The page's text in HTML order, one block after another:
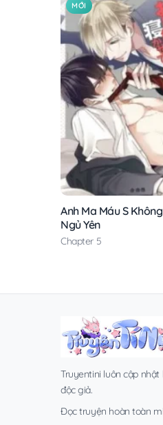
MỚI
Anh Ma Máu S
Ngủ Yên
Chapter 5
Truyentini luôn cập
độc giả.
Đọc truyện hoàn toàn